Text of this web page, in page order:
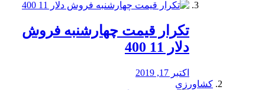
تکرار قیمت چهارشنبه فروش
دلار 11 400
اکتبر 17, 2019
کشاورزی